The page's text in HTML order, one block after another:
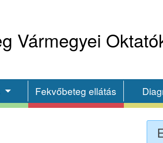
Vármegyei
Fekvőbeteg ellátás